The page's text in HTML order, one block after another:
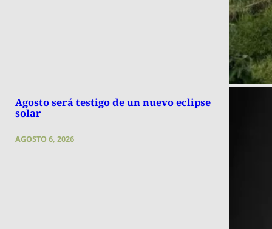
Agosto será testigo de un nuevo eclipse
solar
AGOSTO 6, 2026